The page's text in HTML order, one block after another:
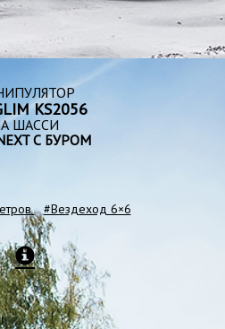
KS2056
ШАССИ
С БУРОМ
#Вездеход 6×6